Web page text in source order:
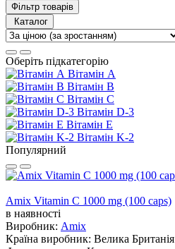
Фільтр товарів
Каталог
Оберіть підкатегорію
Вітамін А
Вітамін B
Вітамін C
Вітамін D-3
Вітамін Е
Вітамін K-2
Популярний
Amix Vitamin C 1000 mg (100 caps)
в наявності
Виробник: Amix
Країна виробник: Велика Британія